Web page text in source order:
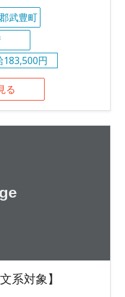
武豊町
183,500円
る
系対象】